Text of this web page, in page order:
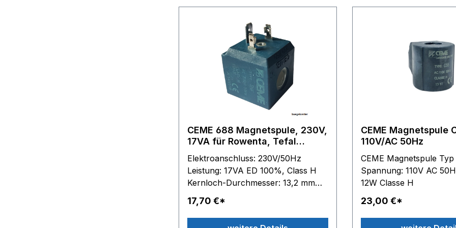
DG8780 - DG8790
DG8840 - DG8850 -
DG8860 - DG8870 -
DG8890 DG8960 -
CEME 688 Magnetspule, 230V,
17VA für Rowenta, Tefal
Beschreibung
Elektroanschluss: 230V/50Hz
Leistung: 17VA ED 100%, Class H
Kernloch-Durchmesser: 13,2 mm
Spulen-Außenmaße: B 33 mm - H
35 mm - T 36 mm passend für Tefal
Dampfbügelstationen: GV7050 -
17,70 €*
CEME Magnetspule
110V/AC 50Hz
CEME Magnetspule Typ
Spannung: 110V AC
23,00 €*